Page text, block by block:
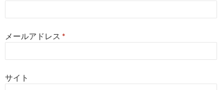
メールアドレス *
サイト